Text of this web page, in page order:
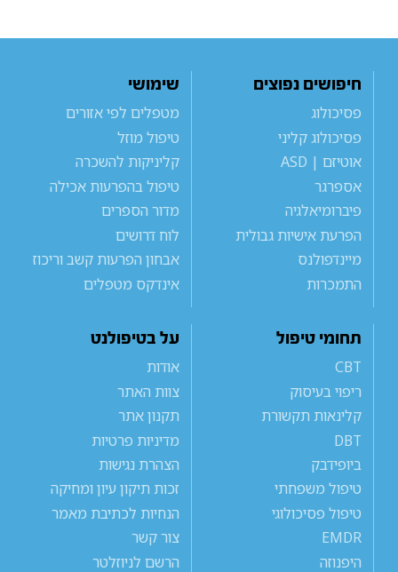
חיפושים נפוצים
פסיכולוג
פסיכולוג קליני
אוטיזם | ASD
אספרגר
פיברומיאלגיה
הפרעת אישיות גבולית
מיינדפולנס
התמכרות
שימושי
מטפלים לפי אזורים
טיפול מוזל
קליניקות להשכרה
טיפול בהפרעות אכילה
מדור הספרים
לוח דרושים
אבחון הפרעות קשב וריכוז
אינדקס מטפלים
תחומי טיפול
CBT
ריפוי בעיסוק
קלינאות תקשורת
DBT
ביופידבק
טיפול משפחתי
טיפול פסיכולוגי
EMDR
היפנוזה
על בטיפולנט
אודות
צוות האתר
תקנון אתר
מדיניות פרטיות
הצהרת נגישות
זכות תיקון עיון ומחיקה
הנחיות לכתיבת מאמר
צור קשר
הרשם לניוזלטר